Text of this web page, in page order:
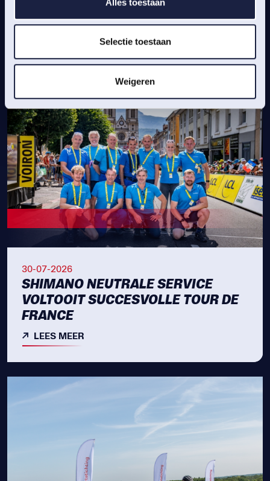
Selectie toestaan
Weigeren
MEER NIEUWS
30-07-2026
SHIMANO NEUTRALE SERVICE
VOLTOOIT SUCCESVOLLE TOUR DE
FRANCE
LEES MEER